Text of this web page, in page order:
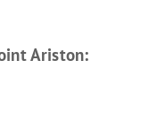
Ariston
Ariston
Ariston: